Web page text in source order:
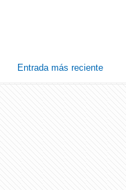
Entrada más reciente